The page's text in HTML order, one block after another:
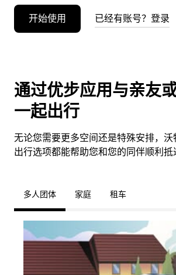
开始使用 已经有账号？登录
通过优步应用与亲友
一起出行
无论您需要更多空间还是特殊安排，
出行选项都能帮助您和您的同伴顺利抵
多人团体 家庭 租车